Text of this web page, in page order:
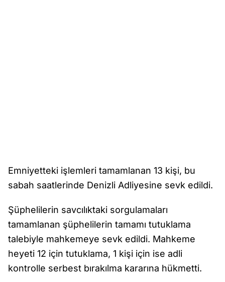
Emniyetteki işlemleri tamamlanan 13 kişi, bu
sabah saatlerinde Denizli Adliyesine sevk edildi.
Şüphelilerin savcılıktaki sorgulamaları
tamamlanan şüphelilerin tamamı tutuklama
talebiyle mahkemeye sevk edildi. Mahkeme
heyeti 12 için tutuklama, 1 kişi için ise adli
kontrolle serbest bırakılma kararına hükmetti.